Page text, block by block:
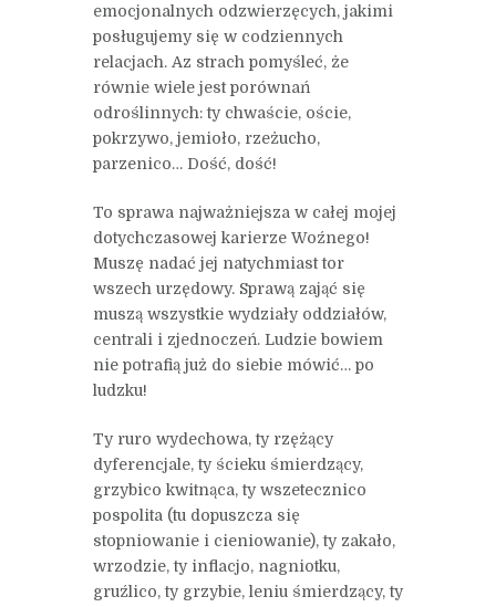
emocjonalnych odzwierzęcych, jakimi
posługujemy się w codziennych
relacjach. Az strach pomyśleć, że
równie wiele jest porównań
odroślinnych: ty chwaście, oście,
pokrzywo, jemioło, rzeżucho,
parzenico… Dość, dość!
To sprawa najważniejsza w całej mojej
dotychczasowej karierze Woźnego!
Muszę nadać jej natychmiast tor
wszech urzędowy. Sprawą zająć się
muszą wszystkie wydziały oddziałów,
centrali i zjednoczeń. Ludzie bowiem
nie potrafią już do siebie mówić… po
ludzku!
Ty ruro wydechowa, ty rzężący
dyferencjale, ty ścieku śmierdzący,
grzybico kwitnąca, ty wszetecznico
pospolita (tu dopuszcza się
stopniowanie i cieniowanie), ty zakało,
wrzodzie, ty inflacjo, nagniotku,
gruźlico, ty grzybie, leniu śmierdzący, ty